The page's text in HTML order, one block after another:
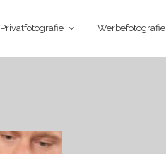
Privatfotografie Werbefotografie